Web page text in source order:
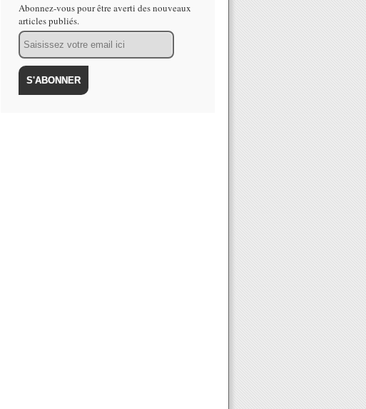
Abonnez-vous pour être averti des nouveaux
articles publiés.
Email